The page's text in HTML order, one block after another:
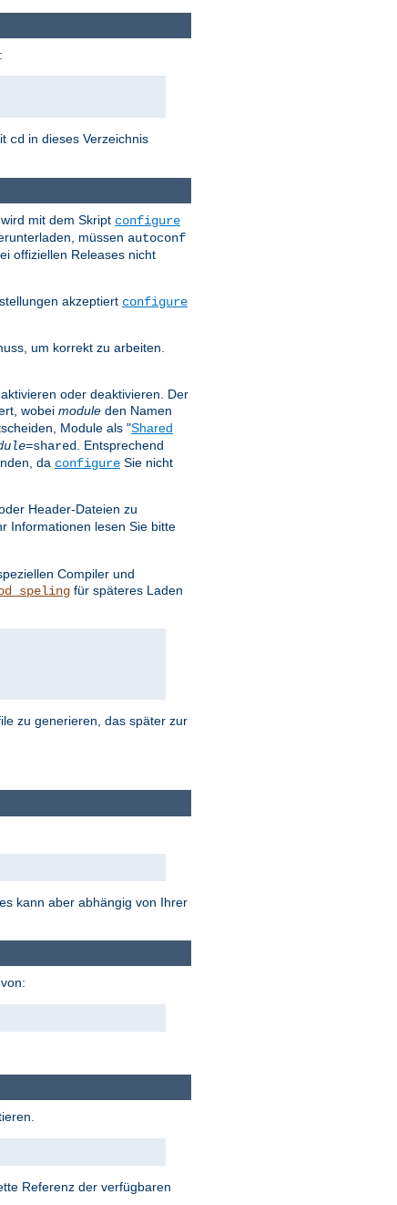
cd in dieses Verzeichnis
mit dem Skript configure
müssen autoconf
offiziellen Releases nicht
akzeptiert configure
um korrekt zu arbeiten.
aktivieren oder deaktivieren. Der
wobei module den Namen
Module als "Shared
=shared. Entsprechend
da configure Sie nicht
Header-Dateien zu
Informationen lesen Sie bitte
Compiler und
für späteres Laden
zu generieren, das später zur
kann aber abhängig von Ihrer
Referenz der verfügbaren